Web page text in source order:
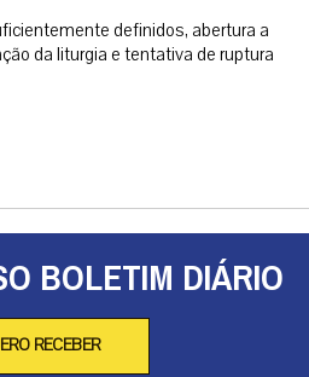
definidos, abertura a
da liturgia e tentativa de ruptura
BOLETIM DIÁRIO
RECEBER